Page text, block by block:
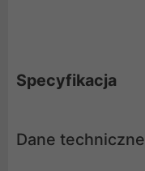
Specyfikacja
Dane techniczne